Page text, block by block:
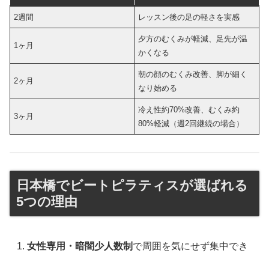
2週間 レッスン後の足の軽さを実感
1ヶ月
夕方のむくみが軽減、足先が温
かくなる
2ヶ月
朝の顔のむくみ改善、脚が細く
なり始める
3ヶ月
冷え性約70%改善、むくみ約
80%軽減（週2回継続の場合）
日本橋でビートピラティスが選ばれる
5つの理由
女性専用・暗闇少人数制 で周囲を気にせず集中でき